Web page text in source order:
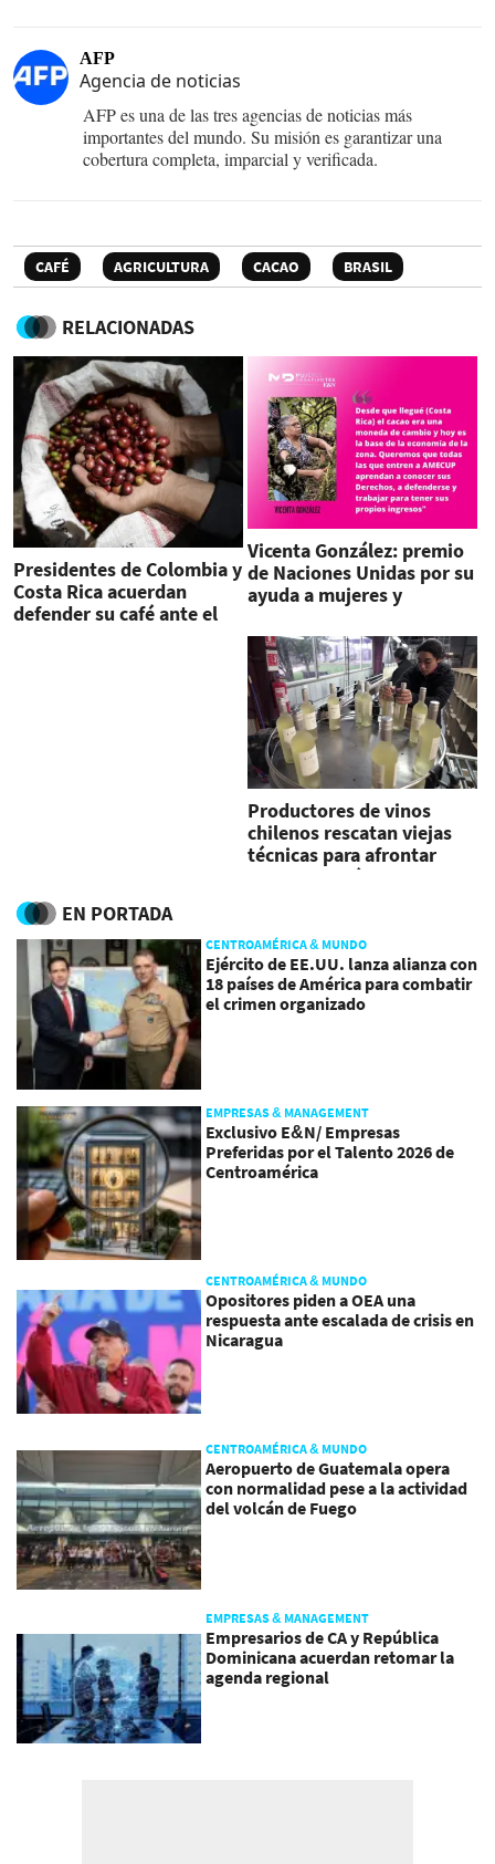
AFP
Agencia de noticias
AFP es una de las tres agencias de noticias más
importantes del mundo. Su misión es garantizar una
cobertura completa, imparcial y verificada.
CAFÉ AGRICULTURA CACAO BRASIL
RELACIONADAS
Presidentes de Colombia y
Costa Rica acuerdan
defender su café ante el
Vicenta González: premio
de Naciones Unidas por su
ayuda a mujeres y
Productores de vinos
chilenos rescatan viejas
técnicas para afrontar
cambio climático
EN PORTADA
CENTROAMÉRICA & MUNDO
Ejército de EE.UU. lanza alianza con
18 países de América para combatir
el crimen organizado
EMPRESAS & MANAGEMENT
Exclusivo E&N/ Empresas
Preferidas por el Talento 2026 de
Centroamérica
CENTROAMÉRICA & MUNDO
Opositores piden a OEA una
respuesta ante escalada de crisis en
Nicaragua
CENTROAMÉRICA & MUNDO
Aeropuerto de Guatemala opera
con normalidad pese a la actividad
del volcán de Fuego
EMPRESAS & MANAGEMENT
Empresarios de CA y República
Dominicana acuerdan retomar la
agenda regional